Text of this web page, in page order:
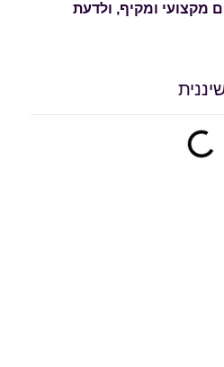
מקצועי ומקיף, ולדעת